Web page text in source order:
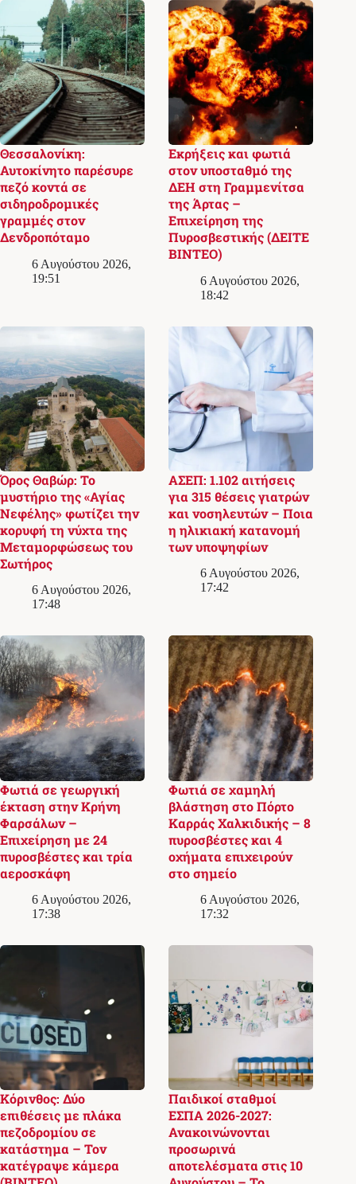
Θεσσαλονίκη:
Αυτοκίνητο παρέσυρε
πεζό κοντά σε
σιδηροδρομικές
γραμμές στον
Δενδροπόταμο
6 Αυγούστου 2026,
19:51
Εκρήξεις και φωτιά
στον υποσταθμό της
ΔΕΗ στη Γραμμενίτσα
της Άρτας –
Επιχείρηση της
Πυροσβεστικής (ΔΕΙΤΕ
ΒΙΝΤΕΟ)
6 Αυγούστου 2026,
18:42
Όρος Θαβώρ: Το
μυστήριο της «Αγίας
Νεφέλης» φωτίζει την
κορυφή τη νύχτα της
Μεταμορφώσεως του
Σωτήρος
6 Αυγούστου 2026,
17:48
ΑΣΕΠ: 1.102 αιτήσεις
για 315 θέσεις γιατρών
και νοσηλευτών – Ποια
η ηλικιακή κατανομή
των υποψηφίων
6 Αυγούστου 2026,
17:42
Φωτιά σε γεωργική
έκταση στην Κρήνη
Φαρσάλων –
Επιχείρηση με 24
πυροσβέστες και τρία
αεροσκάφη
6 Αυγούστου 2026,
17:38
Φωτιά σε χαμηλή
βλάστηση στο Πόρτο
Καρράς Χαλκιδικής – 8
πυροσβέστες και 4
οχήματα επιχειρούν
στο σημείο
6 Αυγούστου 2026,
17:32
Κόρινθος: Δύο
επιθέσεις με πλάκα
πεζοδρομίου σε
κατάστημα – Τον
κατέγραψε κάμερα
Παιδικοί σταθμοί
ΕΣΠΑ 2026-2027:
Ανακοινώνονται
προσωρινά
αποτελέσματα στις 10